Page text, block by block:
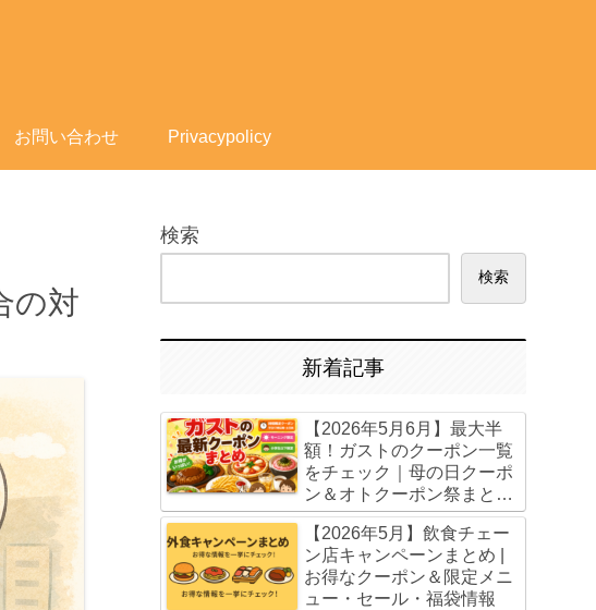
お問い合わせ Privacypolicy
の対
検索
検索
新着記事
【2026年5月6月】最大半
額！ガストのクーポン一覧
をチェック｜母の日クーポ
ン＆オトクーポン祭まとめ
（5月20日・6月3日まで）
【2026年5月】飲食チェー
ン店キャンペーンまとめ |
お得なクーポン＆限定メニ
ュー・セール・福袋情報